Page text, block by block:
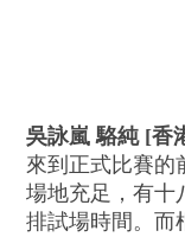
吳詠嵐 駱純 [香
來到正式比賽的
場地充足，有十
排試場時間。而